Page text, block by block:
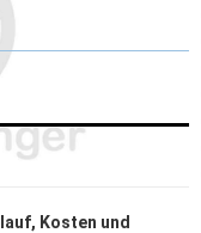
Kosten und